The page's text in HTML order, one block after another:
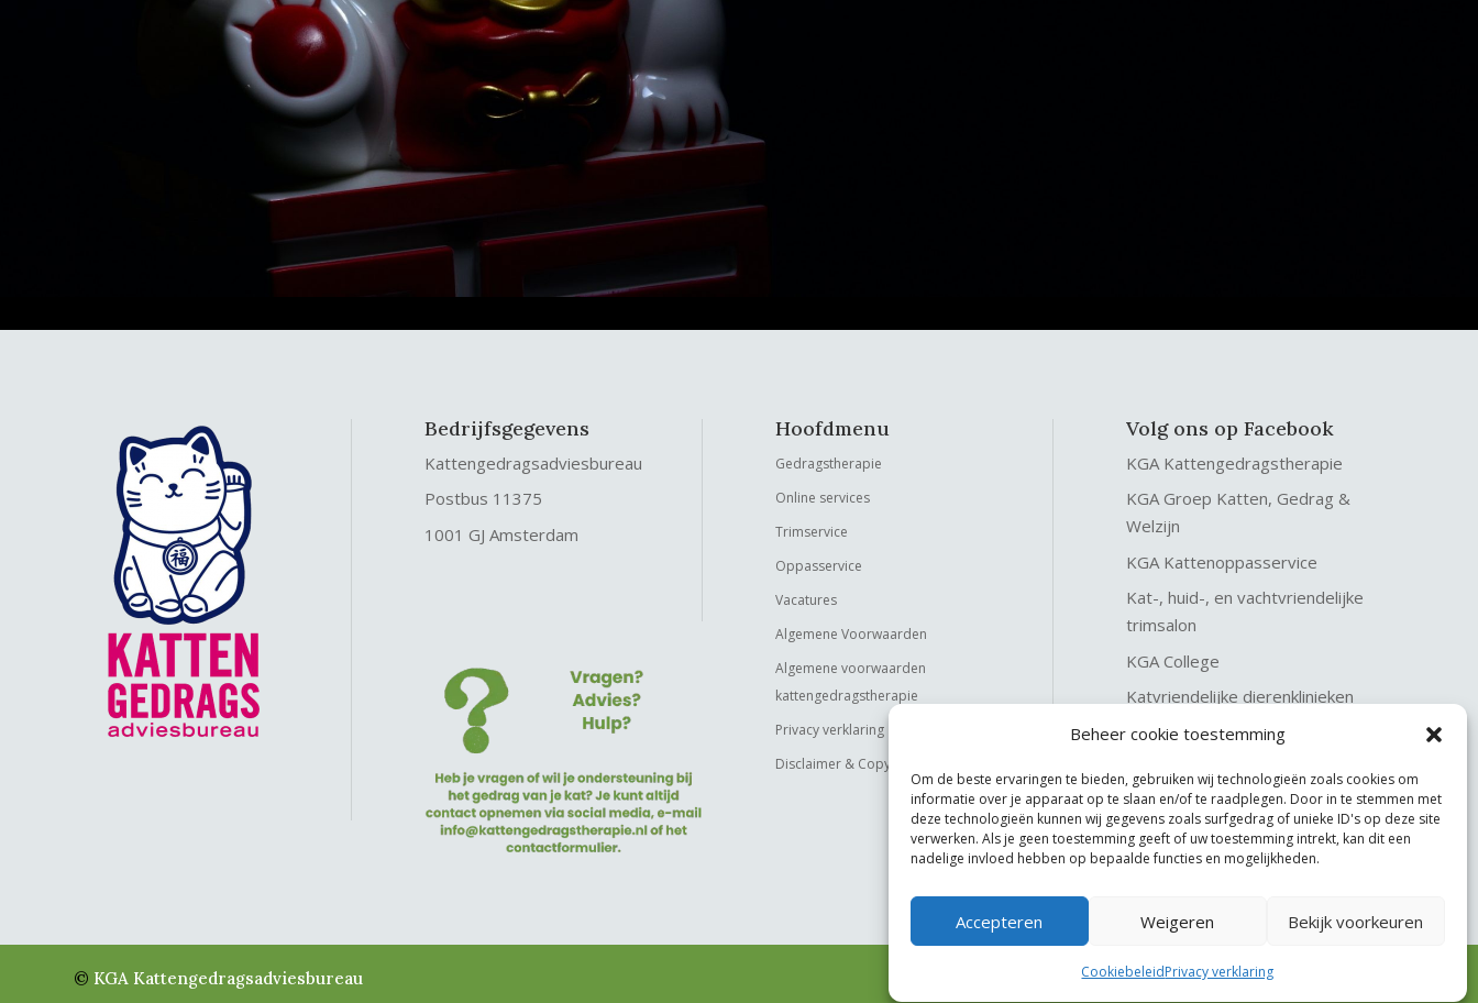
Beheer cookie toestemming
Om de beste ervaringen te bieden, gebruiken wij technologieën zoals cookies om
informatie over je apparaat op te slaan en/of te raadplegen. Door in te stemmen met
deze technologieën kunnen wij gegevens zoals surfgedrag of unieke ID's op deze site
verwerken. Als je geen toestemming geeft of uw toestemming intrekt, kan dit een
nadelige invloed hebben op bepaalde functies en mogelijkheden.
Accepteren Weigeren Bekijk voorkeuren
CookiebeleidPrivacy verklaring
Bedrijfsgegevens
Kattengedragsadviesbureau
Postbus 11375
1001 GJ Amsterdam
Hoofdmenu
Gedragstherapie
Online services
Trimservice
Oppasservice
Vacatures
Algemene Voorwaarden
Algemene voorwaarden
kattengedragstherapie
Privacy verklaring
Disclaimer & Copyright
Volg ons op Facebook
KGA Kattengedragstherapie
KGA Groep Katten, Gedrag &
Welzijn
KGA Kattenoppasservice
Kat-, huid-, en vachtvriendelijke
trimsalon
KGA College
Katvriendelijke dierenklinieken
KGA Katteninterieurservice
© KGA Kattengedragsadviesbureau Website made byJoSiJo / Joost van Riel